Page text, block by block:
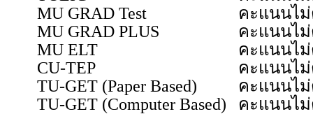
MU GRAD Test
คะแนนไ
MU GRAD PLUS
คะแนนไ
MU ELT
คะแนนไ
CU-TEP
คะแนนไ
TU-GET (Paper Based)
คะแนนไ
TU-GET (Computer Based)
คะแนนไ